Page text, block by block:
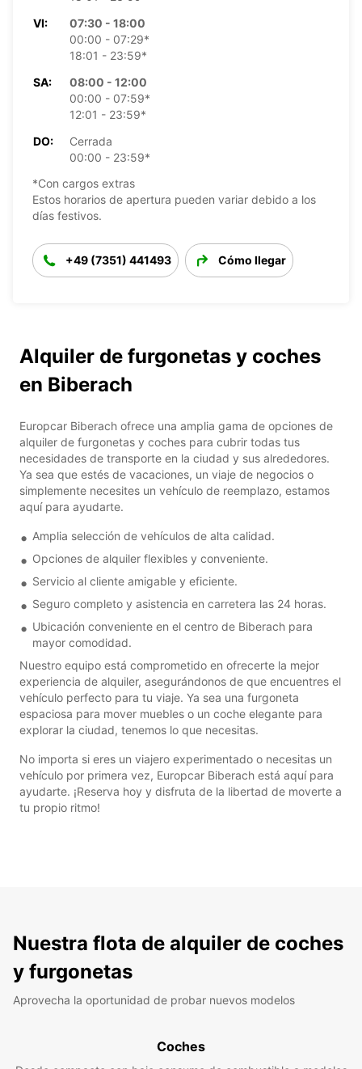
VI:
07:30 - 18:00
00:00 - 07:29*
18:01 - 23:59*
SA:
08:00 - 12:00
00:00 - 07:59*
12:01 - 23:59*
DO:
Cerrada
00:00 - 23:59*
*Con cargos extras
Estos horarios de apertura pueden variar debido a los
días festivos.
+49 (7351) 441493 Cómo llegar
Alquiler de furgonetas y coches
en Biberach
Europcar Biberach ofrece una amplia gama de opciones de
alquiler de furgonetas y coches para cubrir todas tus
necesidades de transporte en la ciudad y sus alrededores.
Ya sea que estés de vacaciones, un viaje de negocios o
simplemente necesites un vehículo de reemplazo, estamos
aquí para ayudarte.
Amplia selección de vehículos de alta calidad.
Opciones de alquiler flexibles y conveniente.
Servicio al cliente amigable y eficiente.
Seguro completo y asistencia en carretera las 24 horas.
Ubicación conveniente en el centro de Biberach para
mayor comodidad.
Nuestro equipo está comprometido en ofrecerte la mejor
experiencia de alquiler, asegurándonos de que encuentres el
vehículo perfecto para tu viaje. Ya sea una furgoneta
espaciosa para mover muebles o un coche elegante para
explorar la ciudad, tenemos lo que necesitas.
No importa si eres un viajero experimentado o necesitas un
vehículo por primera vez, Europcar Biberach está aquí para
ayudarte. ¡Reserva hoy y disfruta de la libertad de moverte a
tu propio ritmo!
Nuestra flota de alquiler de coches
y furgonetas
Aprovecha la oportunidad de probar nuevos modelos
Coches